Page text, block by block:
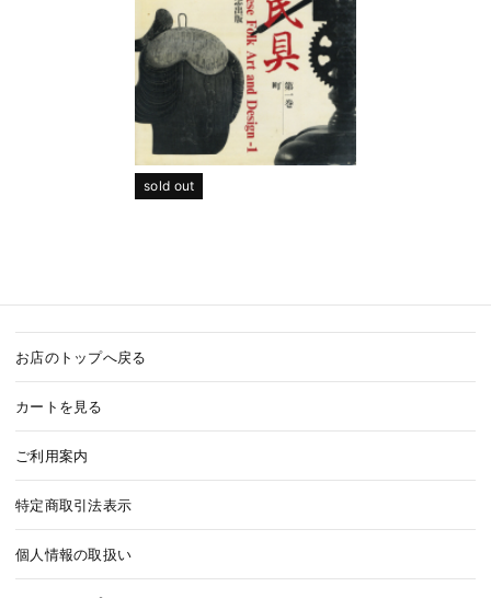
sold out
お店のトップへ戻る
カートを見る
ご利用案内
特定商取引法表示
個人情報の取扱い